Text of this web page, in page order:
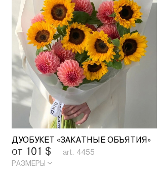
ДУОБУКЕТ «ЗАКАТНЫЕ ОБЪЯТИЯ»
от 101 $ art. 4455
РАЗМЕРЫ